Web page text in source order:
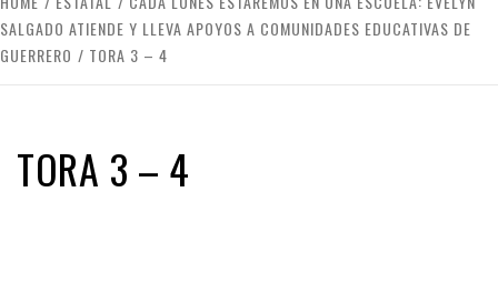
SALGADO ATIENDE Y LLEVA APOYOS A COMUNIDADES EDUCATIVAS DE
GUERRERO
TORA 3 – 4
TORA 3 – 4